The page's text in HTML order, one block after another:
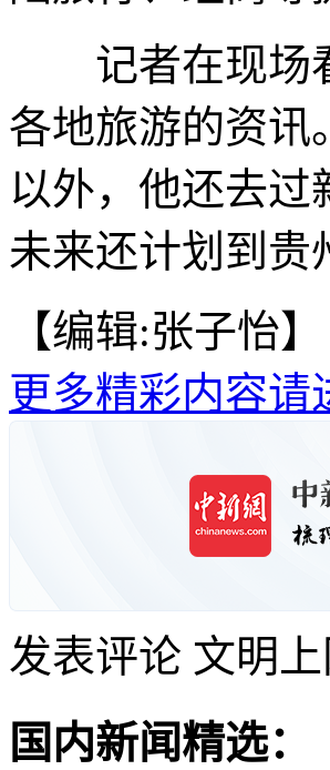
记者在现场看
各地旅游的资讯
以外，他还去
未来还计划到贵
【编辑:张子怡】
更多精彩内容请
发表评论 文明
国内新闻精选：